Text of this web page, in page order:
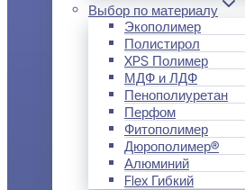
Выбор по материалу
Экополимер
Полистирол
XPS Полимер
МДФ и ЛДФ
Пенополиуретан
Перфом
Фитополимер
Дюрополимер®
Алюминий
Flex Гибкий